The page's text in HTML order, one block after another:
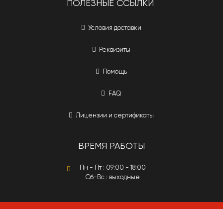
ПОЛЕЗНЫЕ ССЫЛКИ
Условия доставки
Реквизиты
Помощь
FAQ
Лицензии и сертификаты
ВРЕМЯ РАБОТЫ
Пн - Пт : 09:00 - 18:00
Сб-Вс : выходные